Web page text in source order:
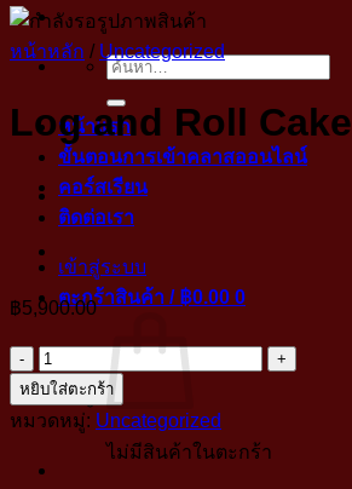
ค้นหา:
หน้าแรก
ขั้นตอนการเข้าคลาสออนไลน์
คอร์สเรียน
ติดต่อเรา
เข้าสู่ระบบ
ตะกร้าสินค้า / ฿0.00 0
ไม่มีสินค้าในตะกร้า
หน้าหลัก / Uncategorized
Log and Roll Cake
฿5,900.00
จำนวน
Log
and
Cake
หยิบใส่ตะกร้า
หมวดหมู่: Uncategorized